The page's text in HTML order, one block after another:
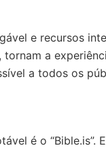
e recursos
tornam a
a todos os
é o “Bible.is”.